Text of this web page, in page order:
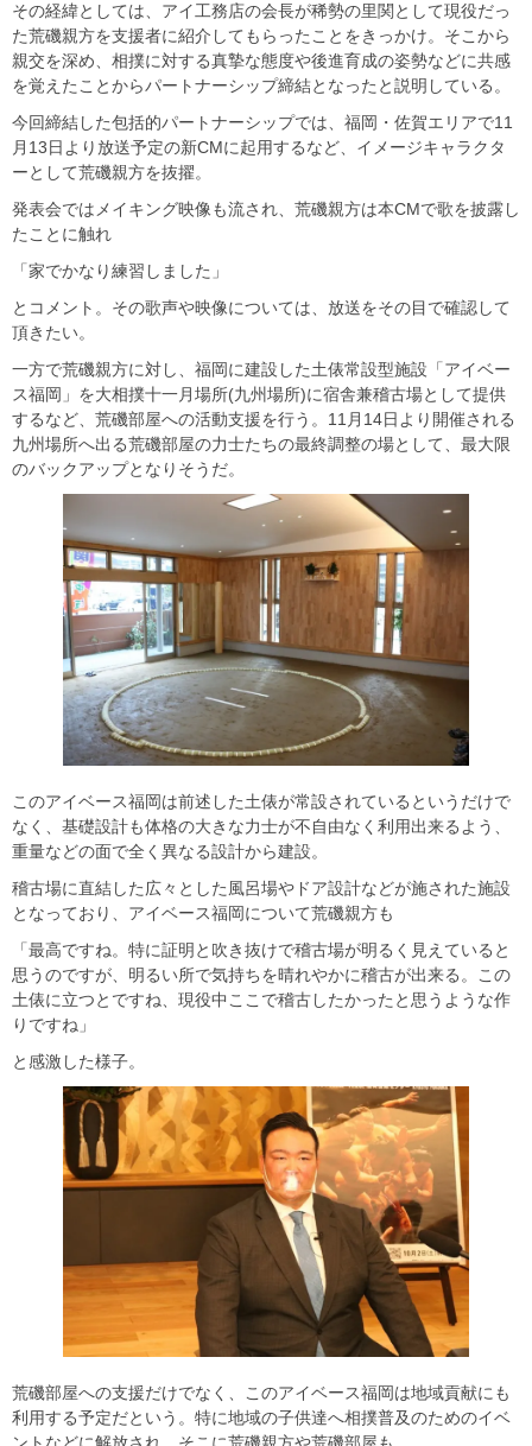
その経緯としては、アイ工務店の会長が稀勢の里関として現役だっ
た荒磯親方を支援者に紹介してもらったことをきっかけ。そこから
親交を深め、相撲に対する真摯な態度や後進育成の姿勢などに共感
を覚えたことからパートナーシップ締結となったと説明している。
今回締結した包括的パートナーシップでは、福岡・佐賀エリアで11
月13日より放送予定の新CMに起用するなど、イメージキャラクタ
ーとして荒磯親方を抜擢。
発表会ではメイキング映像も流され、荒磯親方は本CMで歌を披露し
たことに触れ
「家でかなり練習しました」
とコメント。その歌声や映像については、放送をその目で確認して
頂きたい。
一方で荒磯親方に対し、福岡に建設した土俵常設型施設「アイベー
ス福岡」を大相撲十一月場所(九州場所)に宿舎兼稽古場として提供
するなど、荒磯部屋への活動支援を行う。11月14日より開催される
九州場所へ出る荒磯部屋の力士たちの最終調整の場として、最大限
のバックアップとなりそうだ。
このアイベース福岡は前述した土俵が常設されているというだけで
なく、基礎設計も体格の大きな力士が不自由なく利用出来るよう、
重量などの面で全く異なる設計から建設。
稽古場に直結した広々とした風呂場やドア設計などが施された施設
となっており、アイベース福岡について荒磯親方も
「最高ですね。特に証明と吹き抜けで稽古場が明るく見えていると
思うのですが、明るい所で気持ちを晴れやかに稽古が出来る。この
土俵に立つとですね、現役中ここで稽古したかったと思うような作
りですね」
と感激した様子。
荒磯部屋への支援だけでなく、このアイベース福岡は地域貢献にも
利用する予定だという。特に地域の子供達へ相撲普及のためのイベ